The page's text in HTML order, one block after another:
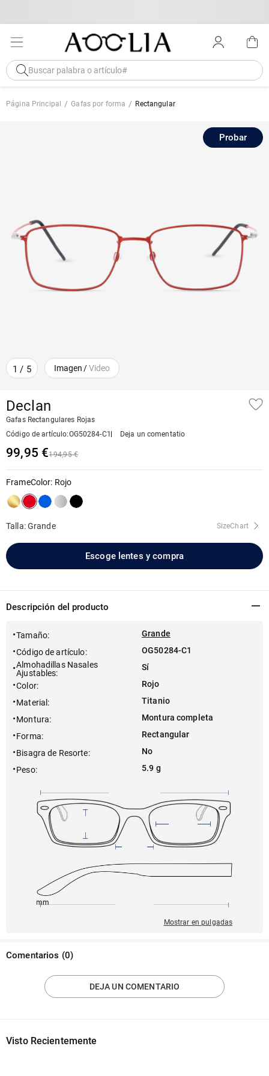
Página Principal Gafas por forma Rectangular
1 / 5 Imagen /Video
Probar
Declan
Gafas Rectangulares Rojas
Código de artículo:OG50284-C1 Deja un comentatio
99,95 €194,95 €
FrameColor: Rojo
Talla: Grande SizeChart
Escoge lentes y compra
Descripción del producto
Tamaño:
Grande
Código de artículo:
OG50284-C1
Almohadillas Nasales
Ajustables:
Sí
Color:
Rojo
Material :
Titanio
Montura:
Montura completa
Forma:
Rectangular
Bisagra de Resorte:
No
Peso: 5.9 g
145mm
Mostrar en pulgadas
Comentarios (0)
DEJA UN COMENTARIO
Visto Recientemente